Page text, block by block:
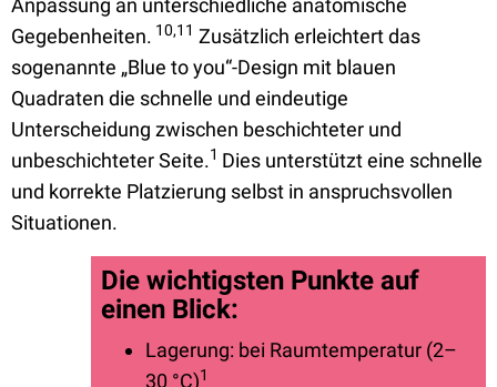
Anpassung an unterschiedliche anatomische
Gegebenheiten. 10,11 Zusätzlich erleichtert das
sogenannte „Blue to you“-Design mit blauen
Quadraten die schnelle und eindeutige
Unterscheidung zwischen beschichteter und
unbeschichteter Seite.1 Dies unterstützt eine schnelle
und korrekte Platzierung selbst in anspruchsvollen
Situationen.
Die wichtigsten Punkte auf
einen Blick:
Lagerung: bei Raumtemperatur (2–
30 °C)1